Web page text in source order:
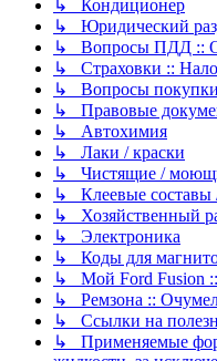
↳ Кондиционер
↳ Юридический
↳ Вопросы ПДД ::
↳ Страховки ::
↳ Вопросы
↳ Правовые
↳ Автохимия
↳ Лаки / краски
↳ Чистящие /
↳ Клеевые составы
↳ Хозяйственный
↳ Электроника
↳ Коды для
↳ Мой Ford Fusion
↳ Ремзона ::
↳ Ссылки на
↳ Применяемые